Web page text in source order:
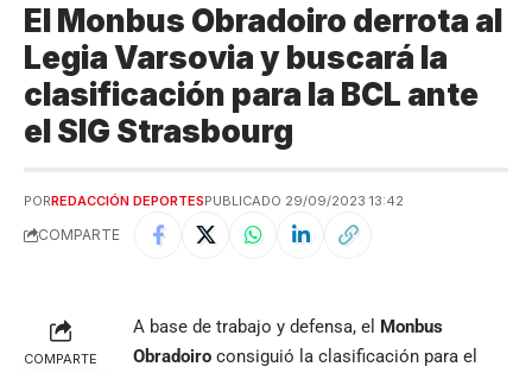
El Monbus Obradoiro derrota al
Legia Varsovia y buscará la
clasificación para la BCL ante
el SIG Strasbourg
PORREDACCIÓN DEPORTESPUBLICADO 29/09/2023 13:42
COMPARTE
COMPARTE
A base de trabajo y defensa, el Monbus
Obradoiro consiguió la clasificación para el